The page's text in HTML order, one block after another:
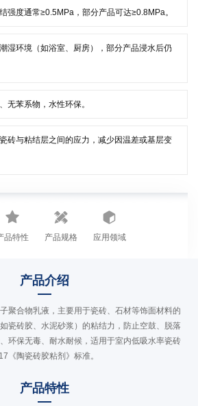
强度通常≥0.5MPa，部分产品可达≥0.8MPa。
湿环境（如浴室、厨房），部分产品浸水后仍
无苯系物，水性环保。
砖与粘结层之间的应力，减少因温差或基层变
品特性 产品规格 应用领域
产品介绍
聚合物乳液，主要用于瓷砖、石材等饰面材料的
瓷砖胶、水泥砂浆）的粘结力，防止空鼓、脱落
环保无毒、耐水耐候，适用于室内低吸水率瓷砖
《陶瓷砖胶粘剂》标准。
产品特性